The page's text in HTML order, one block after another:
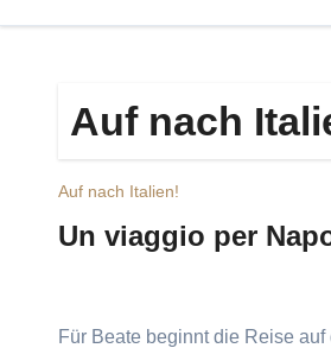
Auf nach
Auf nach Italien!
Un viaggio per
Für Beate beginnt die Reise